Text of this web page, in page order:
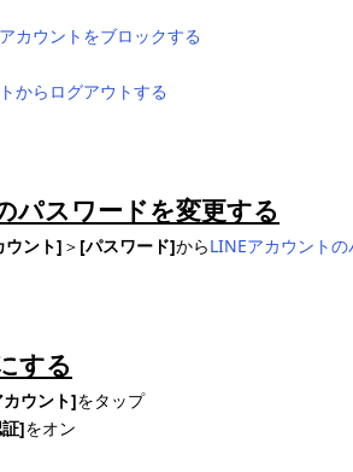
カウントをブロックする
からログアウトする
パスワードを変更する
ウント] ＞ [パスワード]からLINEアカウント
する
ウント]をタップ
]をオン